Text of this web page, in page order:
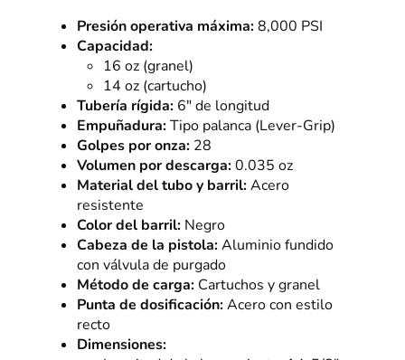
Presión operativa máxima:8,000 PSI
Capacidad:
16 oz (granel)
14 oz (cartucho)
Tubería rígida:6″ de longitud
Empuñadura:Tipo palanca (Lever-Grip)
Golpes por onza:28
Volumen por descarga:0.035 oz
Material del tubo y barril:Acero
resistente
Color del barril:Negro
Cabeza de la pistola:Aluminio fundido
con válvula de purgado
Método de carga:Cartuchos y granel
Punta de dosificación:Acero con estilo
recto
Dimensiones: